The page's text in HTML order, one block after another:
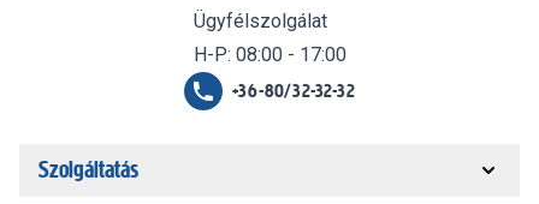
Ügyfélszolgálat
H-P: 08:00 - 17:00
+36-80/32-32-32
Szolgáltatás